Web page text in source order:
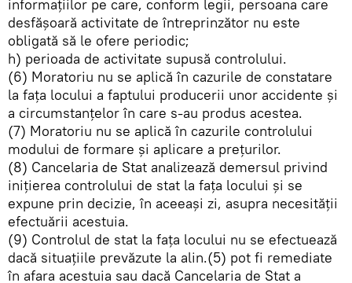
informaţiilor pe care, conform legii, persoana care
desfăşoară activitate de întreprinzător nu este
obligată să le ofere periodic;
h) perioada de activitate supusă controlului.
(6) Moratoriu nu se aplică în cazurile de constatare
la faţa locului a faptului producerii unor accidente şi
a circumstanţelor în care s-au produs acestea.
(7) Moratoriu nu se aplică în cazurile controlului
modului de formare și aplicare a prețurilor.
(8) Cancelaria de Stat analizează demersul privind
iniţierea controlului de stat la faţa locului şi se
expune prin decizie, în aceeaşi zi, asupra necesităţii
efectuării acestuia.
(9) Controlul de stat la faţa locului nu se efectuează
dacă situaţiile prevăzute la alin.(5) pot fi remediate
în afara acestuia sau dacă Cancelaria de Stat a